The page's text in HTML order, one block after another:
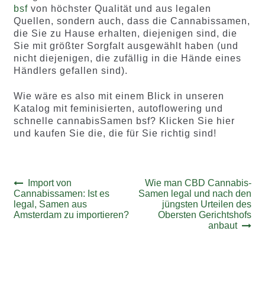
bsf von höchster Qualität und aus legalen
Quellen, sondern auch, dass die Cannabissamen,
die Sie zu Hause erhalten, diejenigen sind, die
Sie mit größter Sorgfalt ausgewählt haben (und
nicht diejenigen, die zufällig in die Hände eines
Händlers gefallen sind).
Wie wäre es also mit einem Blick in unseren
Katalog mit feminisierten, autoflowering und
schnelle cannabisSamen bsf? Klicken Sie hier
und kaufen Sie die, die für Sie richtig sind!
Beitrags-
Navigation
Vorheriger
Beitrag:
Import von
Cannabissamen: Ist es
legal, Samen aus
Amsterdam zu importieren?
Nächster
Beitrag:
Wie man CBD Cannabis-
Samen legal und nach den
jüngsten Urteilen des
Obersten Gerichtshofs
anbaut